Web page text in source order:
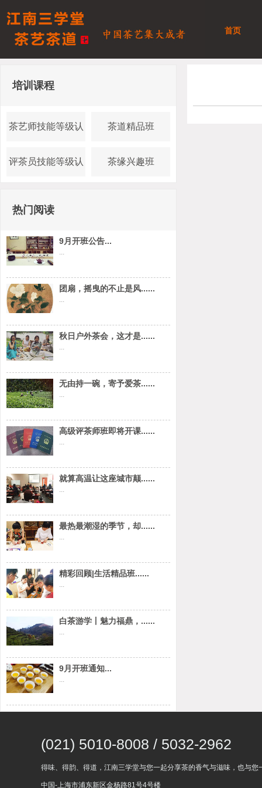
首页
培训课程
茶艺师技能等级认
证
茶道精品班
评茶员技能等级认 茶缘兴趣班
热门阅读
9月开班公告...
...
团扇，摇曳的不止是风......
...
秋日户外茶会，这才是......
...
无由持一碗，寄予爱茶......
...
高级评茶师班即将开课......
...
就算高温让这座城市颠......
...
最热最潮湿的季节，却......
...
精彩回顾|生活精品班......
...
白茶游学丨魅力福鼎，......
...
9月开班通知...
...
(021) 5010-8008 / 5032-2962
得味、得韵、得道，江南三学堂与您一起分享茶的香气与滋味，也与
中国-上海市浦东新区金杨路81号4号楼